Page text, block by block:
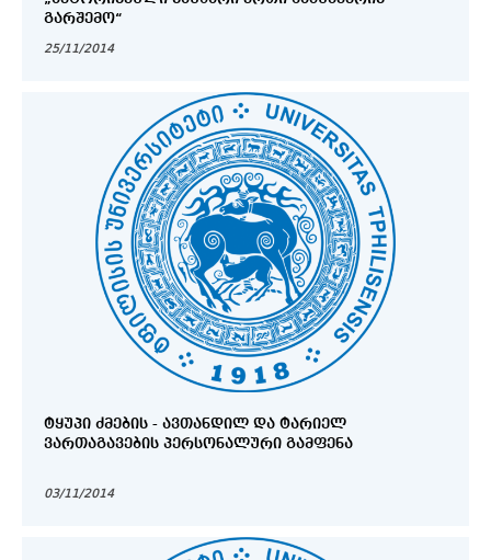
ᲒᲐᲠᲨᲔᲛᲝ“
25/11/2014
ᲢᲧᲣᲞᲘ ᲫᲛᲔᲑᲘᲡ - ᲐᲕᲗᲐᲜᲓᲘᲚ ᲓᲐ ᲢᲐᲠᲘᲔᲚ
ᲕᲐᲠᲗᲐᲒᲐᲕᲔᲑᲘᲡ ᲞᲔᲠᲡᲝᲜᲐᲚᲣᲠᲘ ᲒᲐᲛᲤᲔᲜᲐ
03/11/2014